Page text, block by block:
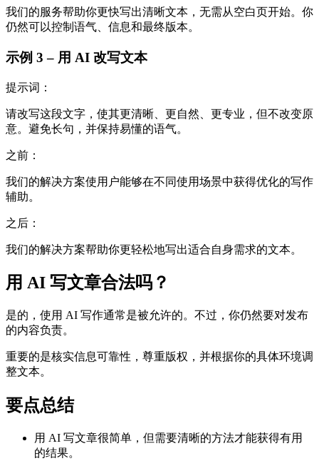
我们的服务帮助你更快写出清晰文本，无需从空白页开始。你
仍然可以控制语气、信息和最终版本。
示例 3 – 用 AI 改写文本
提示词：
请改写这段文字，使其更清晰、更自然、更专业，但不改变原
意。避免长句，并保持易懂的语气。
之前：
我们的解决方案使用户能够在不同使用场景中获得优化的写作
辅助。
之后：
我们的解决方案帮助你更轻松地写出适合自身需求的文本。
用 AI 写文章合法吗？
是的，使用 AI 写作通常是被允许的。不过，你仍然要对发布
的内容负责。
重要的是核实信息可靠性，尊重版权，并根据你的具体环境调
整文本。
要点总结
用 AI 写文章很简单，但需要清晰的方法才能获得有用
的结果。